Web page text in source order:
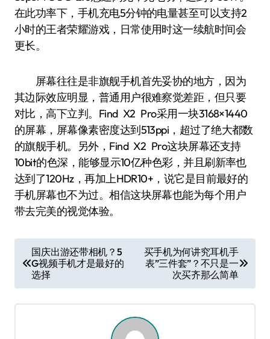
在此功率下，手机充电5分钟的电量甚至可以支持2
小时的王者荣耀游戏，日常使用时这一续航时间会
更长。
屏幕往往是非旗舰手机首先妥协的地方，因为
其边际效应明显，普通用户很难察觉差距，但只要
对比，高下立判。Find X2 Pro采用一块3168×1440
的屏幕，屏幕像素密度达到513ppi，超过了绝大都数
的旗舰手机。另外，Find X2 Pro这块屏幕还支持
10bit的色深，能够显示10亿种色彩，并且刷新率也
达到了120Hz，再加上HDR10+，说它是目前最好的
手机屏幕也不为过。相信这块屏幕也能为每个用户
带去完美的视觉体验。
章
导
航
国庆出游还带相机？5
G视频手机才是最好的
选择
买手机为何讲究耳机手
表”三件套”？不只是一
次买齐那么简单